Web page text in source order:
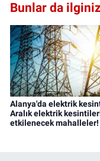
Bunlar da
Alanya'da elektrik
Aralık elektrik
etkilenecek mahalleler!